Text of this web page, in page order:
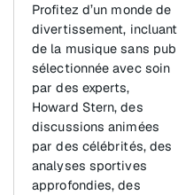
Profitez d’un monde de
divertissement, incluant
de la musique sans pub
sélectionnée avec soin
par des experts,
Howard Stern, des
discussions animées
par des célébrités, des
analyses sportives
approfondies, des